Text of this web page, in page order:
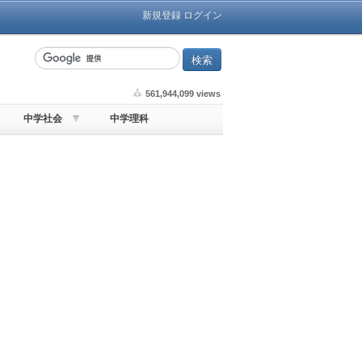
新規登録 ログイン
561,944,099 views
中学社会 中学理科